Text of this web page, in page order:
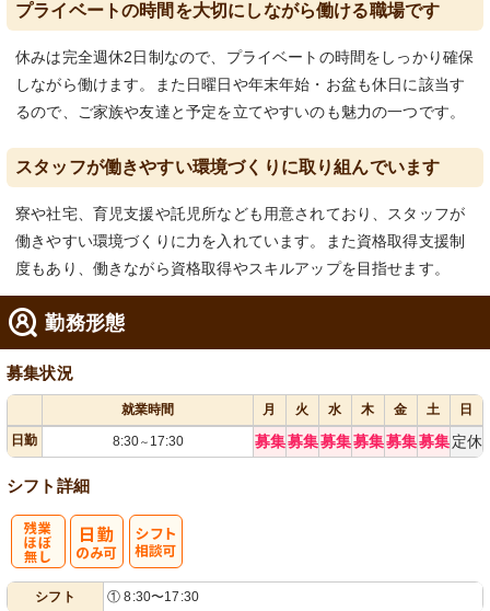
プライベートの時間を大切にしながら働ける職場です
休みは完全週休2日制なので、プライベートの時間をしっかり確保
しながら働けます。また日曜日や年末年始・お盆も休日に該当す
るので、ご家族や友達と予定を立てやすいのも魅力の一つです。
スタッフが働きやすい環境づくりに取り組んでいます
寮や社宅、育児支援や託児所なども用意されており、スタッフが
働きやすい環境づくりに力を入れています。また資格取得支援制
度もあり、働きながら資格取得やスキルアップを目指せます。
勤務形態
募集状況
就業時間 月 火 水 木 金 土
日
日勤
8:30～ 17:30 募集募集募集募集募集募集 定休
シフト詳細
シフト ① 8:30〜17:30